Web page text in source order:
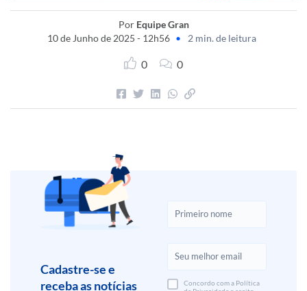
Por Equipe Gran
10 de Junho de 2025 - 12h56 • 2 min. de leitura
0 0
Cadastre-se e
receba as notícias
Concordo com a Política